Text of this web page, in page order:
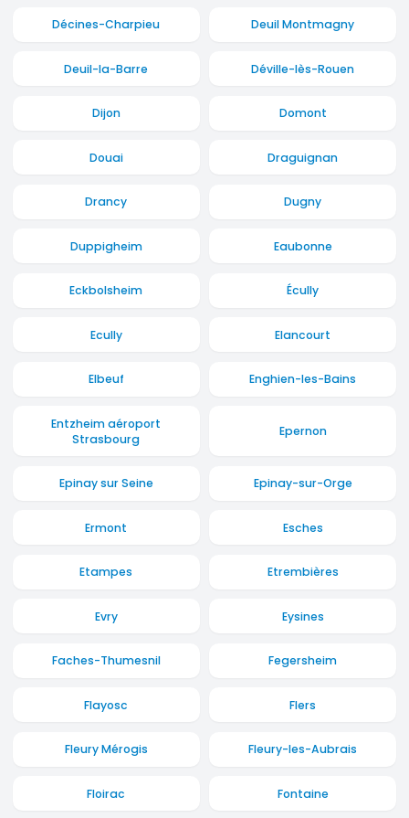
Décines-Charpieu Deuil Montmagny
Deuil-la-Barre Déville-lès-Rouen
Dijon Domont
Douai Draguignan
Drancy Dugny
Duppigheim Eaubonne
Eckbolsheim Écully
Ecully Elancourt
Elbeuf Enghien-les-Bains
Entzheim aéroport
Strasbourg
Epernon
Epinay sur Seine Epinay-sur-Orge
Ermont Esches
Etampes Etrembières
Evry Eysines
Faches-Thumesnil Fegersheim
Flayosc Flers
Fleury Mérogis Fleury-les-Aubrais
Floirac Fontaine